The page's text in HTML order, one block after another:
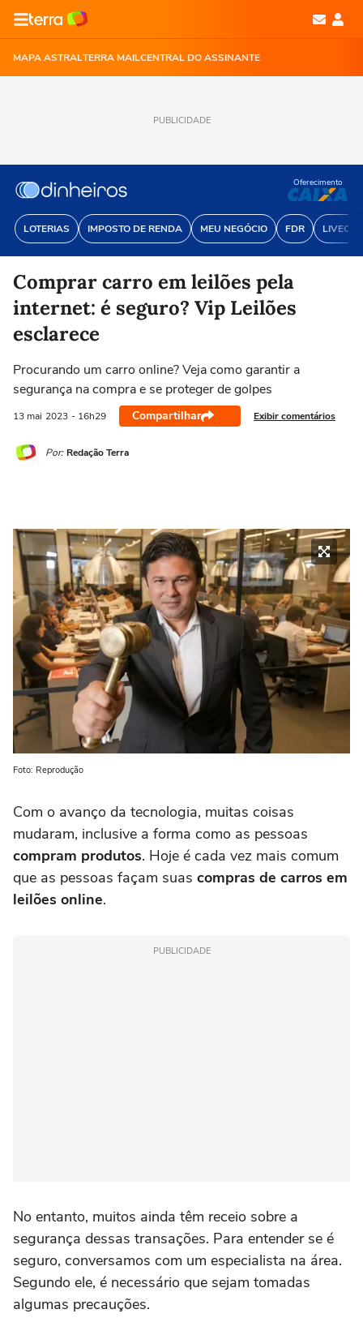
MAPA ASTRALTERRA MAILCENTRAL DO ASSINANTE
PUBLICIDADE
LOTERIAS IMPOSTO DE RENDA MEU NEGÓCIO FDR
Oferecimento
Comprar carro em leilões pela
internet: é seguro? Vip Leilões
esclarece
Procurando um carro online? Veja como garantir a
segurança na compra e se proteger de golpes
13 mai 2023 - 16h29 Compartilhar Exibir comentários
Por: Redação Terra
Foto: Reprodução
Com o avanço da tecnologia, muitas coisas
mudaram, inclusive a forma como as pessoas
compram produtos. Hoje é cada vez mais comum
que as pessoas façam suas compras de carros em
leilões online.
PUBLICIDADE
No entanto, muitos ainda têm receio sobre a
segurança dessas transações. Para entender se é
seguro, conversamos com um especialista na área.
Segundo ele, é necessário que sejam tomadas
algumas precauções.